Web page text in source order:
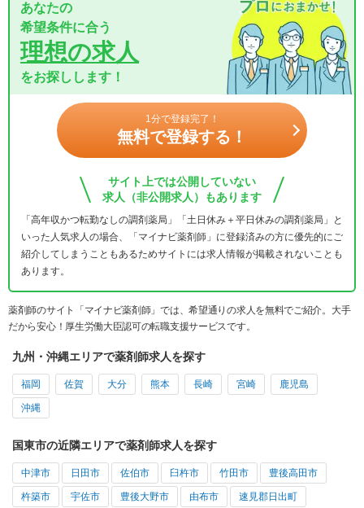
あなたの
希望条件に合う
理想の求人
をお探しします！
1分で登録完了！
無料で登録する！
サイト上では公開していない
求人（非公開求人）もあります
「高年収かつ転勤なしの調剤薬局」「土日休み＋平日休みの調剤薬局」と
いった人気求人の場合、「マイナビ薬剤師」に登録済みの方に優先的にご
紹介してしまうこともあるためサイトには求人情報が掲載されないことも
あります。
薬剤師のサイト「マイナビ薬剤師」では、希望通りの求人を無料でご紹介。大手
だから安心！厚生労働大臣認可の転職支援サービスです。
九州・沖縄エリアで薬剤師求人を探す
福岡 佐賀 大分 熊本 長崎 宮崎 鹿児島
沖縄
国東市の近隣エリアで薬剤師求人を探す
中津市 日田市 佐伯市 臼杵市 竹田市 豊後高田市
杵築市 宇佐市 豊後大野市 由布市 速見郡日出町